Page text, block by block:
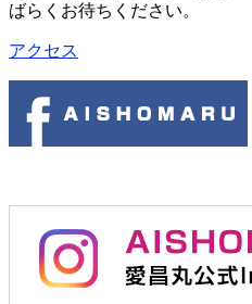
ばらくお待ちください。
アクセス